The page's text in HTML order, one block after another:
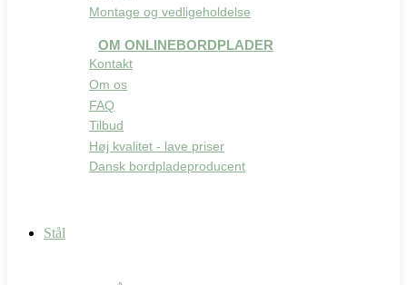
Montage og vedligeholdelse
OM ONLINEBORDPLADER
Kontakt
Om os
FAQ
Tilbud
Høj kvalitet - lave priser
Dansk bordpladeproducent
Stål